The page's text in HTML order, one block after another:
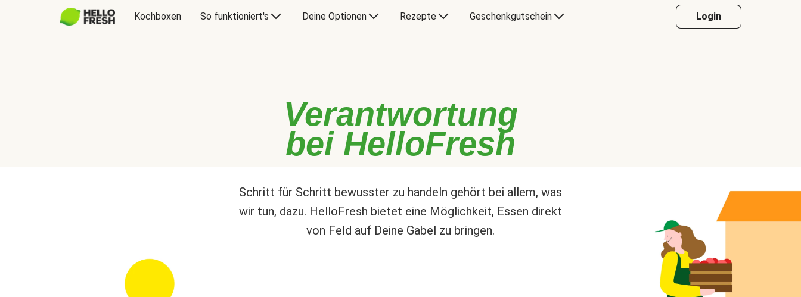
Kochboxen So funktioniert's Deine Optionen Rezepte Geschenkgutschein Login
Verantwortung
bei HelloFresh
Schritt für Schritt bewusster zu handeln gehört bei allem, was
wir tun, dazu. HelloFresh bietet eine Möglichkeit, Essen direkt
von Feld auf Deine Gabel zu bringen.